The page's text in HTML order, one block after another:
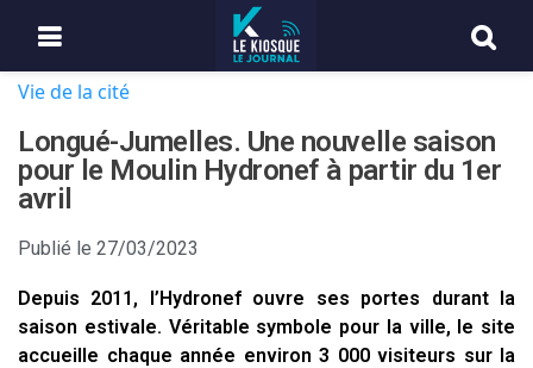
Vie de la cité
Longué-Jumelles. Une nouvelle saison
pour le Moulin Hydronef à partir du 1er
avril
Publié le 27/03/2023
Depuis 2011, l’Hydronef ouvre ses portes durant la
saison estivale. Véritable symbole pour la ville, le site
accueille chaque année environ 3 000 visiteurs sur la